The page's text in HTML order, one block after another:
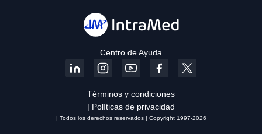
Centro de Ayuda
Términos y condiciones
| Políticas de privacidad
| Todos los derechos reservados | Copyright 1997-2026